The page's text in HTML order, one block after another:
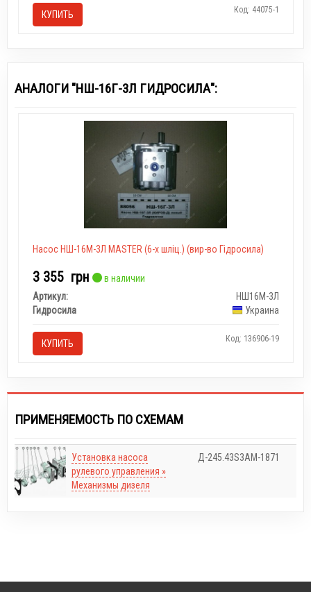
КУПИТЬ Код: 44075-1
АНАЛОГИ "НШ-16Г-3Л ГИДРОСИЛА":
Насос НШ-16М-3Л MASTER (6-х шліц.) (вир-во Гідросила)
3 355 грн
в наличии
Артикул:
НШ16М-3Л
Гидросила
Украина
КУПИТЬ Код: 136906-19
ПРИМЕНЯЕМОСТЬ ПО СХЕМАМ
Установка насоса
рулевого управления »
Механизмы дизеля
Д-245.43S3АМ-1871